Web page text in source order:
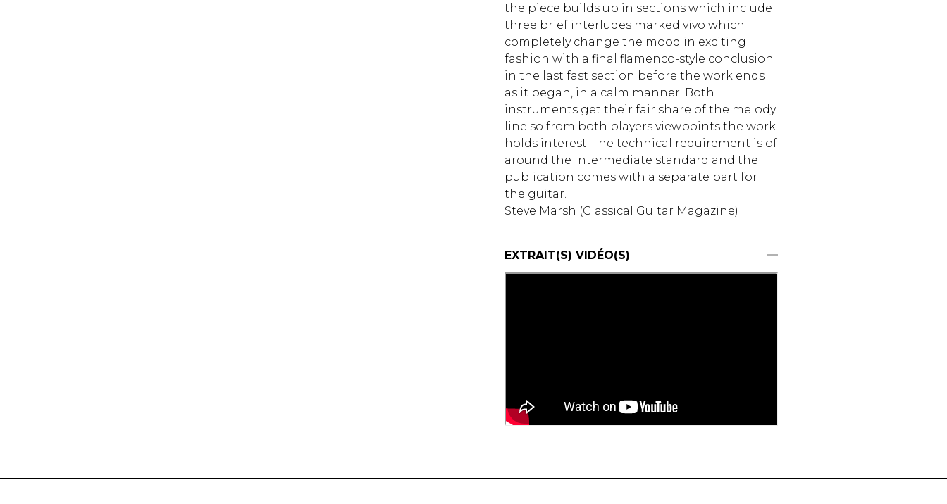
the piece builds up in sections which include
three brief interludes marked vivo which
completely change the mood in exciting
fashion with a final flamenco-style conclusion
in the last fast section before the work ends
as it began, in a calm manner. Both
instruments get their fair share of the melody
line so from both players viewpoints the work
holds interest. The technical requirement is of
around the Intermediate standard and the
publication comes with a separate part for
the guitar.
Steve Marsh (Classical Guitar Magazine)
EXTRAIT(S) VIDÉO(S)